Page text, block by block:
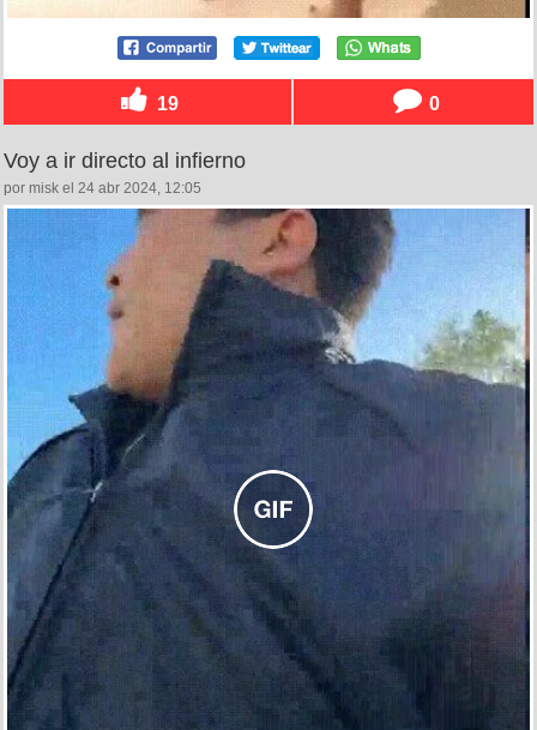
19 0
Voy a ir directo al infierno
por misk el 24 abr 2024, 12:05